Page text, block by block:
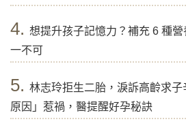
4. 想提升孩子記憶力？補充 6 種
一不可
5. 林志玲拒生二胎，淚訴高齡求
原因」惹禍，醫提醒好孕秘訣